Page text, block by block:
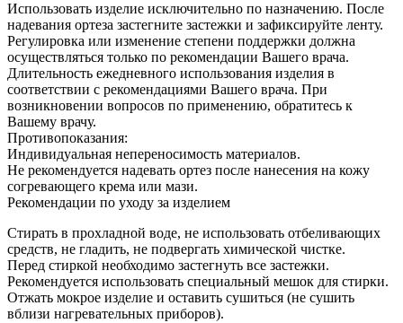
Использовать изделие исключительно по назначению. После
надевания ортеза застегните застежки и зафиксируйте ленту.
Регулировка или изменение степени поддержки должна
осуществляться только по рекомендации Вашего врача.
Длительность ежедневного использования изделия в
соответствии с рекомендациями Вашего врача. При
возникновении вопросов по применению, обратитесь к
Вашему врачу.
Противопоказания:
Индивидуальная непереносимость материалов.
Не рекомендуется надевать ортез после нанесения на кожу
согревающего крема или мази.
Рекомендации по уходу за изделием
Стирать в прохладной воде, не использовать отбеливающих
средств, не гладить, не подвергать химической чистке.
Перед стиркой необходимо застегнуть все застежки.
Рекомендуется использовать специальный мешок для стирки.
Отжать мокрое изделие и оставить сушиться (не сушить
вблизи нагревательных приборов).